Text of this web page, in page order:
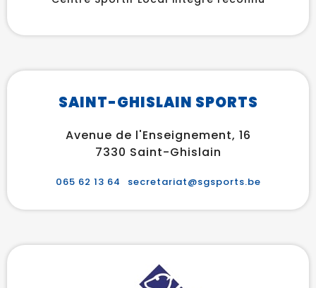
SAINT-GHISLAIN SPORTS
Avenue de l'Enseignement, 16
7330 Saint-Ghislain
065 62 13 64 secretariat@sgsports.be